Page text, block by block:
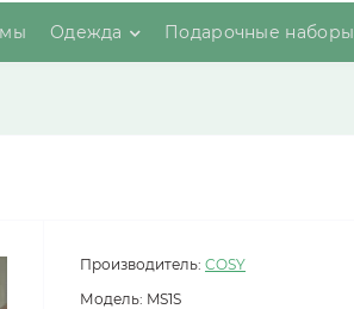
Одежда Подарочные наборы
Производитель: COSY
Модель: MS1S